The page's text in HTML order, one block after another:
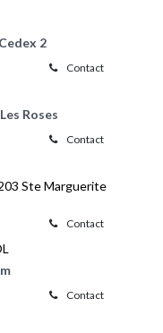
2
Contact
Roses
Contact
Ste Marguerite
Contact
Contact